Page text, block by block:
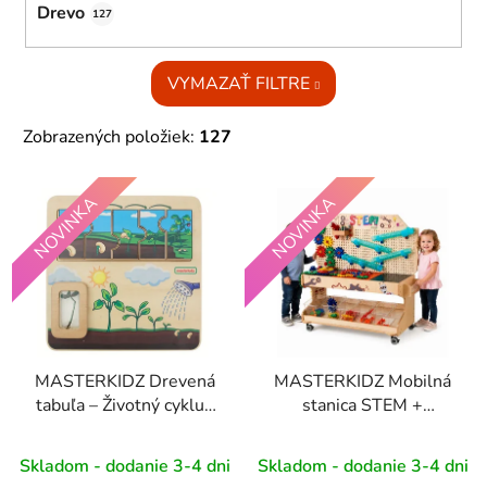
Drevo 127
VYMAZAŤ FILTRE
Zobrazených položiek: 127
p
i
s
k
NOVINKA
MASTERKIDZ Drevená
tabuľa – Životný cyklus
Skladom - dodanie 3-4 dni
NOVINKA
MASTERKIDZ Mobilná
stanica STEM +
Skladom - dodanie 3-4 dni